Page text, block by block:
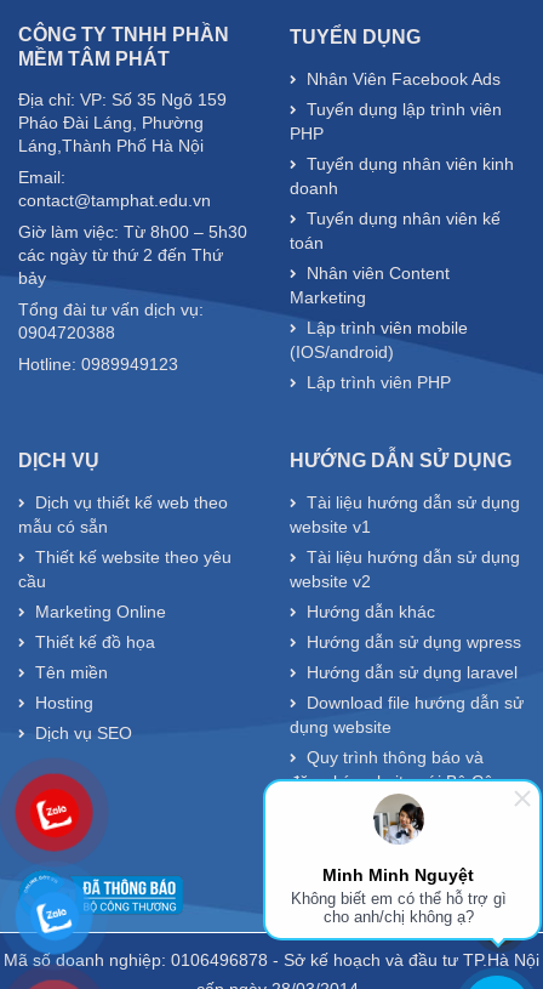
CÔNG TY TNHH PHẦN
MỀM TÂM PHÁT
Địa chỉ: VP: Số 35 Ngõ 159
Pháo Đài Láng, Phường
Láng,Thành Phố Hà Nội
Email:
contact@tamphat.edu.vn
Giờ làm việc: Từ 8h00 – 5h30
các ngày từ thứ 2 đến Thứ
bảy
Tổng đài tư vấn dịch vụ:
0904720388
Hotline: 0989949123
TUYỂN DỤNG
Nhân Viên Facebook Ads
Tuyển dụng lập trình viên
PHP
Tuyển dụng nhân viên kinh
doanh
Tuyển dụng nhân viên kế
toán
Nhân viên Content
Marketing
Lập trình viên mobile
(IOS/android)
Lập trình viên PHP
DỊCH VỤ
Dịch vụ thiết kế web theo
mẫu có sẵn
Thiết kế website theo yêu
cầu
Marketing Online
Thiết kế đồ họa
Tên miền
Hosting
Dịch vụ SEO
HƯỚNG DẪN SỬ DỤNG
Tài liệu hướng dẫn sử dụng
website v1
Tài liệu hướng dẫn sử dụng
website v2
Hướng dẫn khác
Hướng dẫn sử dụng wpress
Hướng dẫn sử dụng laravel
Download file hướng dẫn sử
dụng website
Quy trình thông báo và
đăng ký website với Bộ Công
Mã số doanh nghiệp: 0106496878 - Sở kế hoạch và đầu tư TP.Hà Nội
Minh Minh Nguyệt
Không biết em có thể hỗ trợ gì
cho anh/chị không ạ?